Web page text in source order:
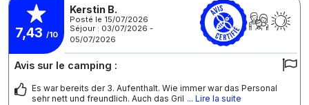
7,43 /10
Kerstin B.
Posté le 15/07/2026
Séjour : 03/07/2026 -
05/07/2026
Avis sur le camping :
Es war bereits der 3. Aufenthalt. Wie immer war das Personal
sehr nett und freundlich. Auch das Gril ... Lire la suite